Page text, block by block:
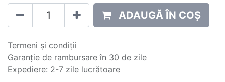
ADAUGĂ ÎN COȘ
Termeni și condiții
Garanție de rambursare în 30 de zile
Expediere: 2-7 zile lucrătoare